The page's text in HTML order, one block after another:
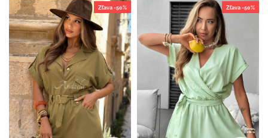
Zľava -50% Zľava -50%